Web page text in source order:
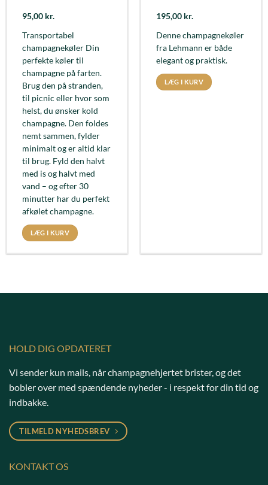
95,00 kr.
Transportabel
champagnekøler Din
perfekte køler til
champagne på farten.
Brug den på stranden,
til picnic eller hvor som
helst, du ønsker kold
champagne. Den foldes
nemt sammen, fylder
minimalt og er altid klar
til brug. Fyld den halvt
med is og halvt med
vand – og efter 30
minutter har du perfekt
afkølet champagne.
LÆG I KURV
195,00 kr.
Denne champagnekøler
fra Lehmann er både
elegant og praktisk.
LÆG I KURV
HOLD DIG OPDATERET
Vi sender kun mails, når champagnehjertet brister, og det
bobler over med spændende nyheder - i respekt for din tid og
indbakke.
TILMELD NYHEDSBREV
KONTAKT OS